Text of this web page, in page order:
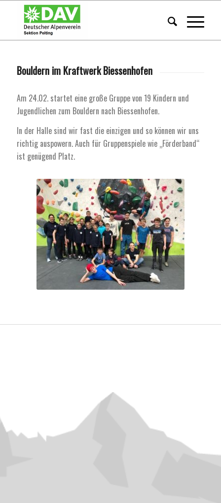
Bouldern im Kraftwerk Biessenhofen
Am 24.02. startet eine große Gruppe von 19 Kindern und
Jugendlichen zum Bouldern nach Biessenhofen.
In der Halle sind wir fast die einzigen und so können wir uns
richtig auspowern. Auch für Gruppenspiele wie „Förderband“
ist genügend Platz.